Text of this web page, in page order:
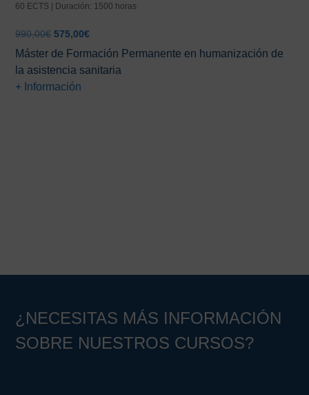
60 ECTS | Duración: 1500 horas
990,00€ El
precio
original
era:
990,00€.
575,00€El
precio
actual
es:
Máster de Formación Permanente en humanización de
la asistencia sanitaria
+ Información
¿NECESITAS MÁS INFORMACIÓN
SOBRE NUESTROS CURSOS?